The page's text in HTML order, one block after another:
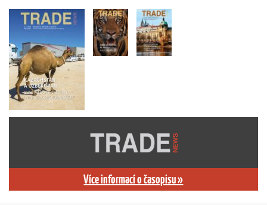
Více informací o časopisu »